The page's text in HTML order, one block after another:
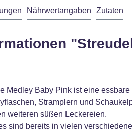
Nährwertangaben Zutaten
Medley Baby Pink ist eine
Stramplern und
weiteren süßen Leckereien.
sind bereits in vielen